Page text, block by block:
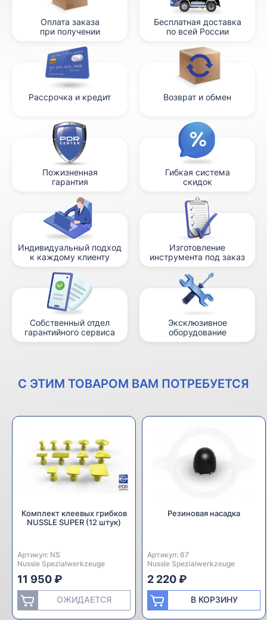
Оплата заказа
при получении
Бесплатная доставка
по всей России
Рассрочка и кредит Возврат и обмен
Пожизненная
гарантия
Гибкая система
скидок
Индивидуальный подход
к каждому клиенту
Изготовление
инструмента под заказ
Собственный отдел
гарантийного сервиса
Эксклюзивное
оборудование
С ЭТИМ ТОВАРОМ ВАМ ПОТРЕБУЕТСЯ
Комплект клеевых грибков
NUSSLE SUPER (12 штук)
Артикул: NS
Производитель:
Nussle Spezialwerkzeuge
11 950 ₽
ОЖИДАЕТСЯ
Резиновая насадка
Артикул: 67
Производитель:
Nussle Spezialwerkzeuge
2 220 ₽
В КОРЗИНУ